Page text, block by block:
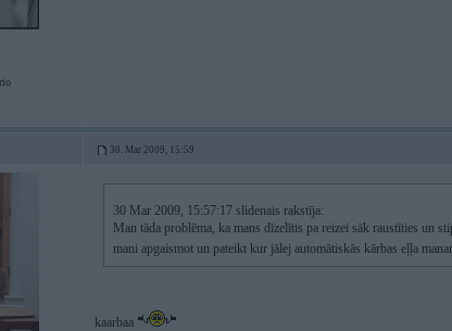
30. Mar 2009, 15:59
30 Mar 2009, 15:57:17 slidenais rakstīja:
Man tāda problēma, ka mans dīzelītis pa reizei sāk raustīties un
mani apgaismot un pateikt kur jālej automātiskās kārbas eļļa
kaarbaa